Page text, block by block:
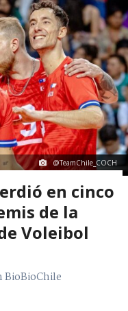
@TeamChile_COCH
en cinco
de la
Voleibol
BioBioChile